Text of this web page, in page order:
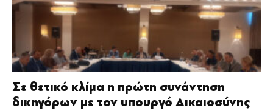
Σε θετικό κλίμα η πρώτη συνάντηση
δικηγόρων με τον υπουργό Δικαιοσύνης